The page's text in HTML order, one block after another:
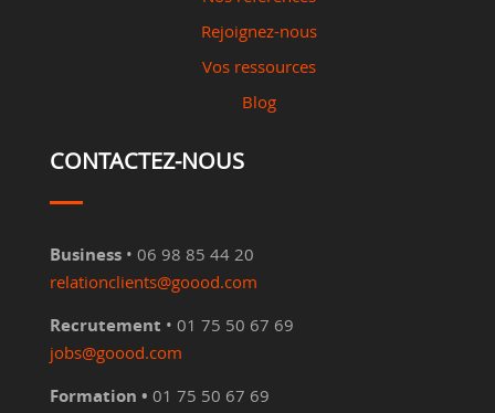
Rejoignez-nous
Vos ressources
Blog
CONTACTEZ-NOUS
Business • 06 98 85 44 20
relationclients@goood.com
Recrutement • 01 75 50 67 69
jobs@goood.com
Formation • 01 75 50 67 69